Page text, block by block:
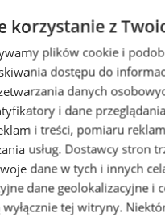
Optyk, okulista
z częściami online!
www -Zabrze
korzystanie z
plików cookie i
dostępu do
danych
i dane
i treści, pomiaru
usług. Dostawcy stron
dane w tych i innych
dane geolokalizacyjne i
tej witryny.